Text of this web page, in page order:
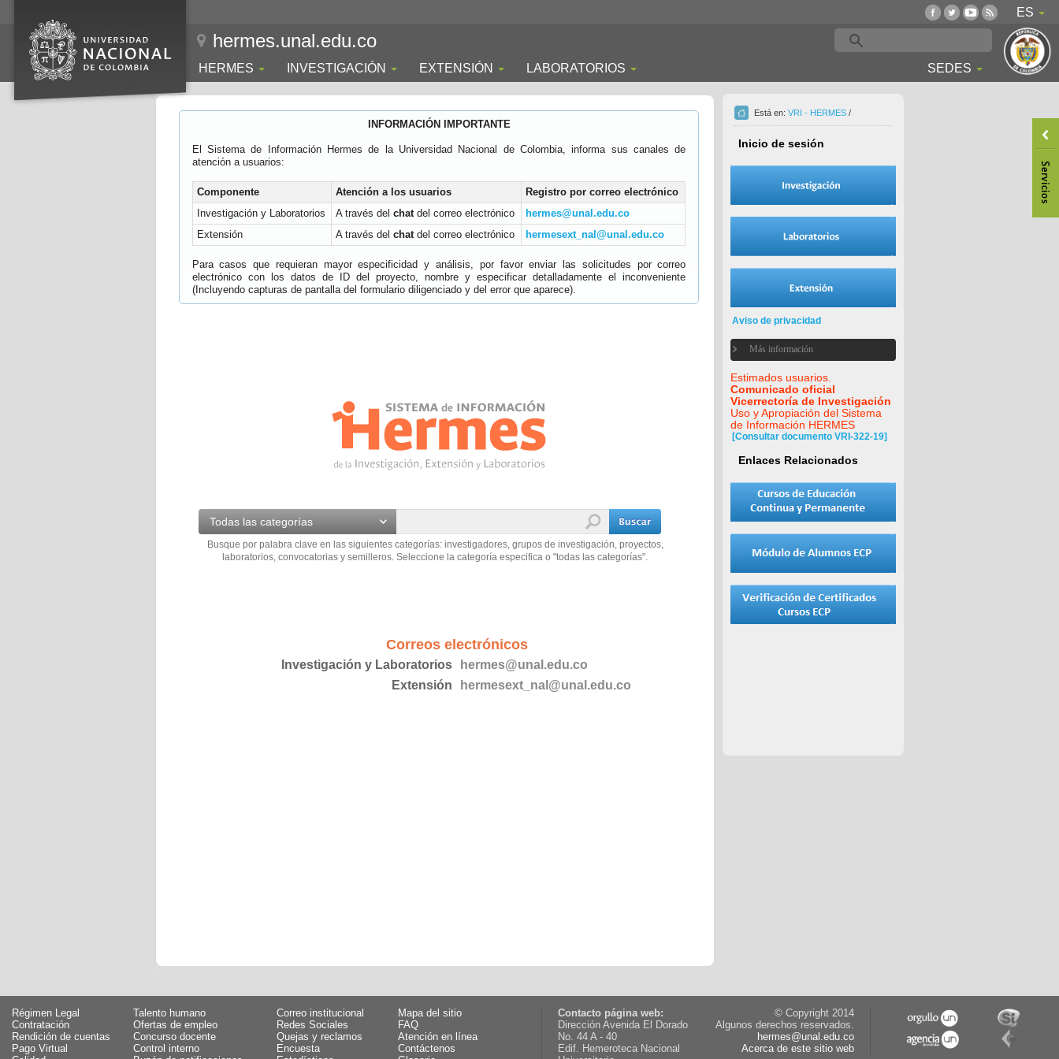
ES
hermes.unal.edu.co
HERMES INVESTIGACIÓN EXTENSIÓN LABORATORIOS SEDES
INFORMACIÓN IMPORTANTE
El Sistema de Información Hermes de la Universidad Nacional de Colombia, informa sus canales de
atención a usuarios:
Componente Atención a los usuarios
Registro por correo electrónico
Investigación y Laboratorios
A través del chatdel correo electrónico
hermes@unal.edu.co
Extensión
A través del chatdel correo electrónico hermesext_nal@unal.edu.co
Para casos que requieran mayor especificidad y análisis, por favor enviar las solicitudes por correo
electrónico con los datos de ID del proyecto, nombre y especificar detalladamente el inconveniente
(Incluyendo capturas de pantalla del formulario diligenciado y del error que aparece).
Todas las categorías
Busque por palabra clave en las siguientes categorías: investigadores, grupos de investigación, proyectos,
laboratorios, convocatorias y semilleros. Seleccione la categoría especifica o "todas las categorías".
Correos electrónicos
Investigación y Laboratorios
hermes@unal.edu.co
Extensión
hermesext_nal@unal.edu.co
Está en: VRI - HERMES /
Inicio de sesión
Aviso de privacidad
Más información
Estimados usuarios.
Comunicado oficial
Vicerrectoría de Investigación
Uso y Apropiación del Sistema
de Información HERMES
[Consultar documento VRI-322-19]
Enlaces Relacionados
Régimen Legal
Talento humano
Contratación
Ofertas de empleo
Rendición de cuentas
Concurso docente
Pago Virtual
Control interno
Correo institucional
Mapa del sitio
Redes Sociales
FAQ
Quejas y reclamos
Atención en línea
Encuesta
Contáctenos
Contacto página web:
Dirección Avenida El Dorado
No. 44 A - 40
Edif. Hemeroteca Nacional
© Copyright 2014
Algunos derechos reservados.
hermes@unal.edu.co
Acerca de este sitio web